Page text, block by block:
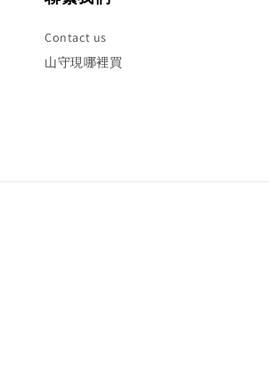
Contact us
山守現哪裡買